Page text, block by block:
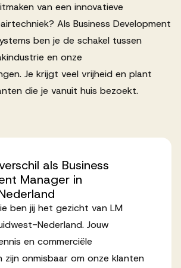
van een innovatieve
Als Business Development
ben je de schakel tussen
en onze
Je krijgt veel vrijheid en plant
die je vanuit huis bezoekt.
als Business
Manager in
ben jij het gezicht van LM
Nederland. Jouw
en commerciële
zijn onmisbaar om onze klanten